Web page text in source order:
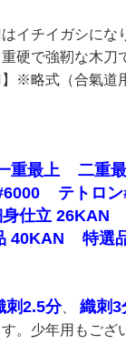
イチイガシにな
硬で強靭な木刀
※略式（合氣道
重最上 二重
テトロ
身仕立 26KAN
40KAN 特選
刺2.5分、 織刺3
。少年用もござ